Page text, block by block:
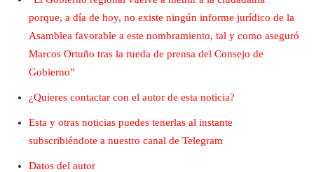
porque, a día de hoy, no existe ningún informe jurídico de la
Asamblea favorable a este nombramiento, tal y como aseguró
Marcos Ortuño tras la rueda de prensa del Consejo de
Gobierno”
¿Quieres contactar con el autor de esta noticia?
Esta y otras noticias puedes tenerlas al instante
subscribiéndote a nuestro canal de Telegram
Datos del autor